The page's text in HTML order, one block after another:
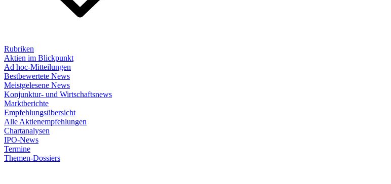
Rubriken
Aktien im Blickpunkt
Ad hoc-Mitteilungen
Bestbewertete News
Meistgelesene News
Konjunktur- und Wirtschaftsnews
Marktberichte
Empfehlungsübersicht
Alle Aktienempfehlungen
Chartanalysen
IPO-News
Termine
Themen-Dossiers